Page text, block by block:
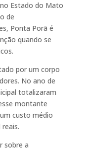
Estado do Mato
de
Ponta Porã é
quando se
por um corpo
No ano de
totalizaram
montante
custo médio
sobre a